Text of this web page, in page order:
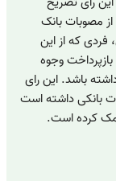
مصوبات بانک
فردی که از این
وجوه
باشد. این رای
بانکی داشته است
کرده است.